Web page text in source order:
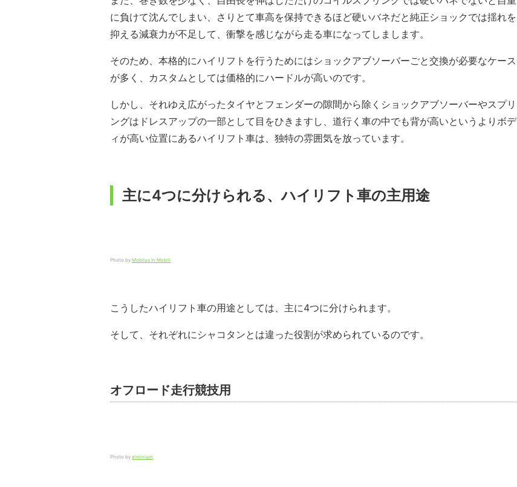
に負けて沈んでしまい、さりとて車高を保持できるほど硬いバネだと純正ショックでは揺れを
抑える減衰力が不足して、衝撃を感じながら走る車になってしまします。
そのため、本格的にハイリフトを行うためにはショックアブソーバーごと交換が必要なケース
が多く、カスタムとしては価格的にハードルが高いのです。
しかし、それゆえ広がったタイヤとフェンダーの隙間から除くショックアブソーバーやスプリ
ングはドレスアップの一部として目をひきますし、道行く車の中でも背が高いというよりボデ
ィが高い位置にあるハイリフト車は、独特の雰囲気を放っています。
主に4つに分けられる、ハイリフト車の主用途
Photo by Mobilus In Mobili
こうしたハイリフト車の用途としては、主に4つに分けられます。
そして、それぞれにシャコタンとは違った役割が求められているのです。
オフロード走行競技用
Photo by elminium